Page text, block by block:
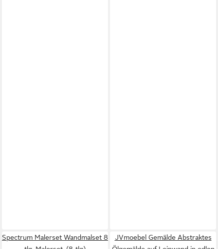
Spectrum Malerset Wandmalset 8
JVmoebel Gemälde Abstraktes